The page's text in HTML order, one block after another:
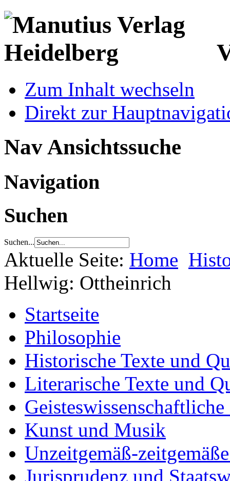
Zum Inhalt wechseln
Direkt zur
Nav Ansichtssuche
Navigation
Suchen
Suchen...
Aktuelle Seite: Home
Hellwig: Ottheinrich
Startseite
Philosophie
Historische Texte und
Literarische Texte und
Kunst und Musik
Unzeitgemäß-
Jurisprudenz und